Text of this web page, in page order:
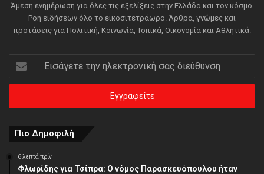
Άμεση ενημέρωση για όλες τις εξελίξεις στην Ελλάδα και τον κόσμο.
Ροή ειδήσεων όλο το εικοσιτετράωρο. Άρθρα, γνώμες και
προτάσεις για Πολιτική, Κοινωνία, Τοπικά, Οικονομία και Αθλητικά.
την
ηλεκτρονική
διεύθυνση
Πιο Δημοφιλή
6 λεπτά πρίν
Φλωρίδης για Τσίπρα: Ο νόμος Παρασκευόπουλου ήταν